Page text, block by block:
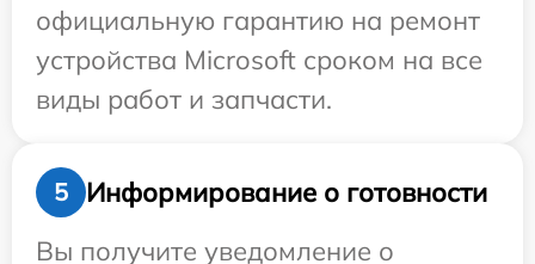
официальную гарантию на ремонт
устройства Microsoft сроком на все
виды работ и запчасти.
5
Информирование о готовности
Вы получите уведомление о